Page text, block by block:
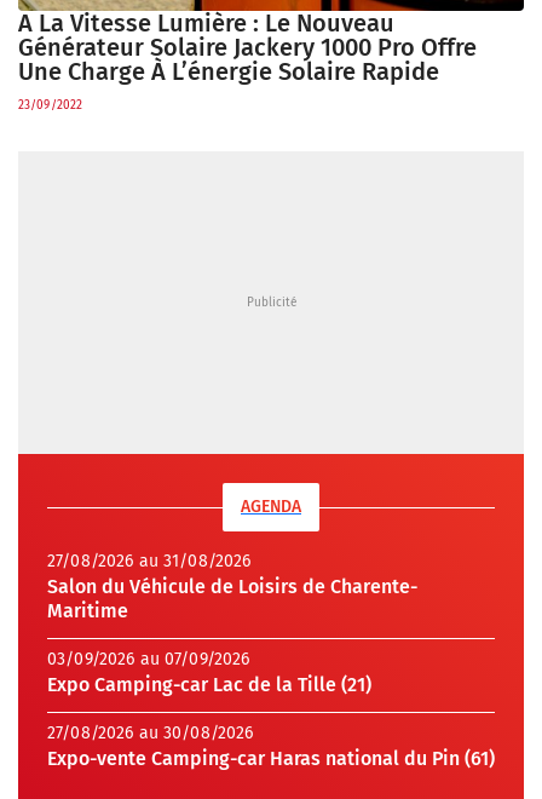
A La Vitesse Lumière : Le Nouveau
Générateur Solaire Jackery 1000 Pro Offre
Une Charge À L’énergie Solaire Rapide
23/09/2022
AGENDA
27/08/2026 au 31/08/2026
Salon du Véhicule de Loisirs de Charente-
Maritime
03/09/2026 au 07/09/2026
Expo Camping-car Lac de la Tille (21)
27/08/2026 au 30/08/2026
Expo-vente Camping-car Haras national du Pin (61)